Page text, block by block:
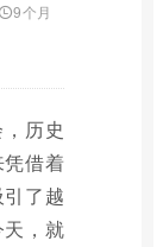
9个月
历史
借着
了越
，就